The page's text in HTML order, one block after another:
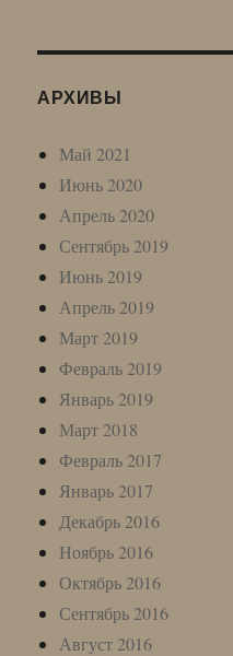
АРХИВЫ
Май 2021
Июнь 2020
Апрель 2020
Сентябрь 2019
Июнь 2019
Апрель 2019
Март 2019
Февраль 2019
Январь 2019
Март 2018
Февраль 2017
Январь 2017
Декабрь 2016
Ноябрь 2016
Октябрь 2016
Сентябрь 2016
Август 2016